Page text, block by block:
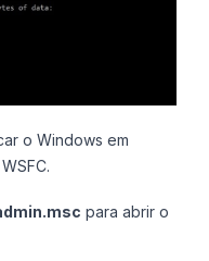
o Windows em
para abrir o